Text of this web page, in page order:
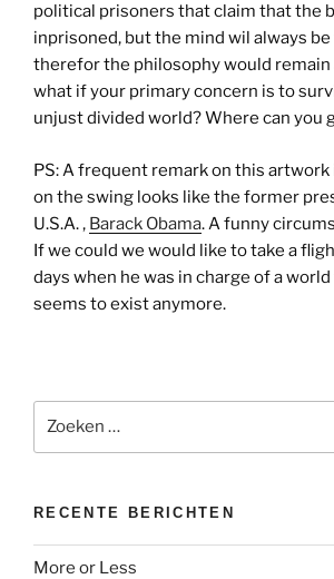
political prisoners that claim that the
inprisoned, but the mind wil always
therefor the philosophy would remain
what if your primary concern is to
unjust divided world? Where can you
PS: A frequent remark on this
on the swing looks like the former
U.S.A. , Barack Obama. A funny
If we could we would like to take a
days when he was in charge of a
seems to exist anymore.
naar:
RECENTE BERICHTEN
More or Less